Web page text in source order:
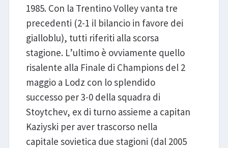
1985. Con la Trentino Volley vanta tre
precedenti (2-1 il bilancio in favore dei
gialloblu), tutti riferiti alla scorsa
stagione. L’ultimo è ovviamente quello
risalente alla Finale di Champions del 2
maggio a Lodz con lo splendido
successo per 3-0 della squadra di
Stoytchev, ex di turno assieme a capitan
Kaziyski per aver trascorso nella
capitale sovietica due stagioni (dal 2005